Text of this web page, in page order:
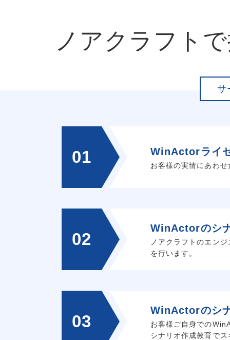
ノアクラフト
サ
01 WinActorライ
お客様の実情にあわ
02
WinActorのシ
ノアクラフトのエン
を行います。
03
WinActorのシ
お客様ご自身での
シナリオ作成教育で